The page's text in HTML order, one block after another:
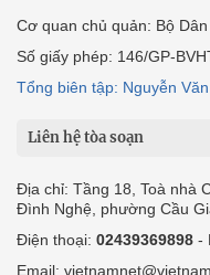
Cơ quan chủ quản: Bộ
Số giấy phép: 146/GP-
Tổng biên tập: Nguyễn
Liên hệ tòa soạn
Địa chỉ: Tầng 18, Toà nhà
Đình Nghệ, phường Cầu
Điện thoại: 02439369898 -
Email: